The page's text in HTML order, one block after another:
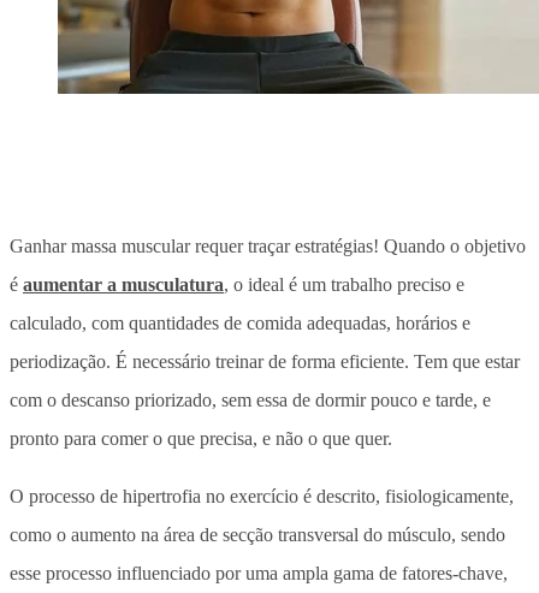
Ganhar massa muscular requer traçar estratégias! Quando o objetivo
é aumentar a musculatura, o ideal é um trabalho preciso e
calculado, com quantidades de comida adequadas, horários e
periodização. É necessário treinar de forma eficiente. Tem que estar
com o descanso priorizado, sem essa de dormir pouco e tarde, e
pronto para comer o que precisa, e não o que quer.
O processo de hipertrofia no exercício é descrito, fisiologicamente,
como o aumento na área de secção transversal do músculo, sendo
esse processo influenciado por uma ampla gama de fatores-chave,